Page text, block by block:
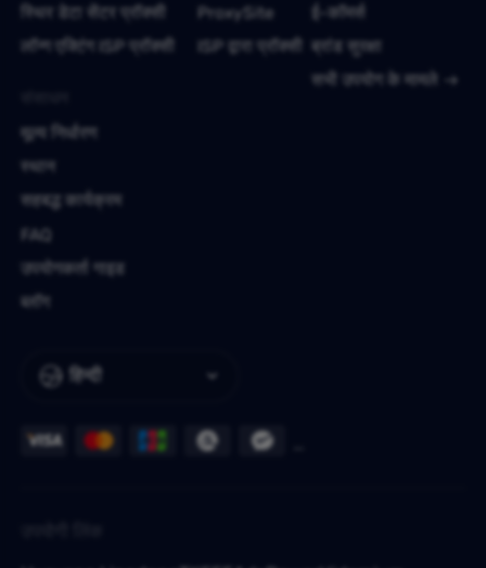
हिन्दी
स्थिर डेटा सेंटर प्रॉक्सी
लॉन्ग एक्टिंग ISP प्रॉक्सी
ProxySite
ISP द्वारा प्रॉक्सी
ई-कॉमर्स
ब्रांड सुरक्षा
सभी उपयोग के मामले
मूल्य निर्धारण
स्थान
सहबद्ध कार्यक्रम
FAQ
उपयोगकर्ता गाइड
ब्लॉग